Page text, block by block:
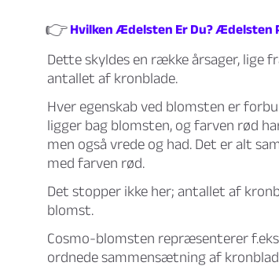
👉 Hvilken Ædelsten Er Du? Ædelsten
Dette skyldes en række årsager, lige
antallet af kronblade.
Hver egenskab ved blomsten er
ligger bag blomsten, og farven rød
men også vrede og had. Det er alt
med farven rød.
Det stopper ikke her; antallet af
blomst.
Cosmo-blomsten repræsenterer
ordnede sammensætning af